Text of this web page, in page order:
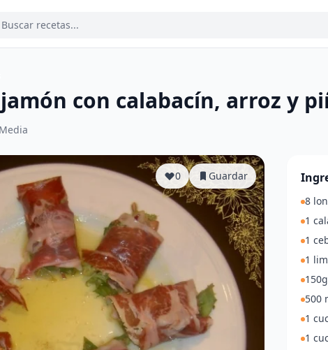
con calabacín, arroz y
Media
0 Guardar
8
1
1
1
500
1
1